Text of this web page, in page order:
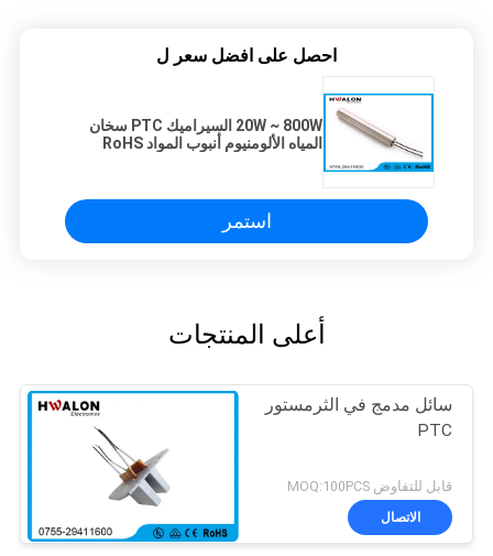
احصل على افضل سعر ل
20W ~ 800W السيراميك PTC سخان
المياه الألومنيوم أنبوب المواد RoHS
استمر
أعلى المنتجات
سائل مدمج في الثرمستور
PTC
قابل للتفاوض MOQ:100PCS
الاتصال